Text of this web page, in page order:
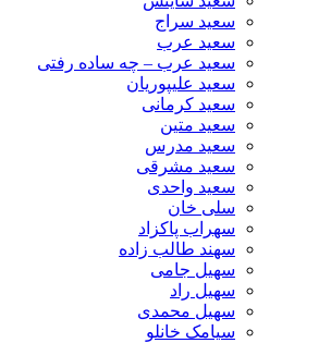
سعید سراج
سعید عرب
سعید عرب – چه ساده رفتی
سعید علیپوریان
سعید کرمانی
سعید متین
سعید مدرس
سعید مشرقی
سعید واحدی
سلی خان
سهراب پاکزاد
سهند طالب زاده
سهیل جامی
سهیل راد
سهیل محمدی
سیامک خانلو